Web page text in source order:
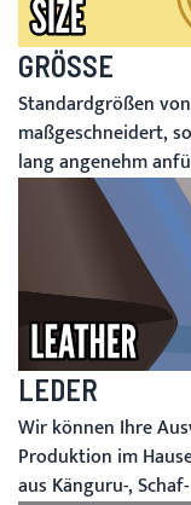
GRÖSSE
Standardgrößen
maßgeschneidert,
lang angenehm
LEDER
Wir können Ihre
Produktion im
aus Känguru-,